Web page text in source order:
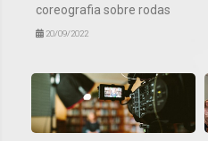
coreografia sobre rodas
20/09/2022